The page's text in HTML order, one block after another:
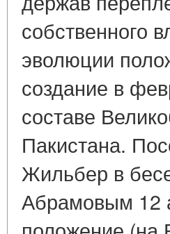
собственного
эволюции
создание в
составе
Пакистана.
Жильбер в
Абрамовым 12